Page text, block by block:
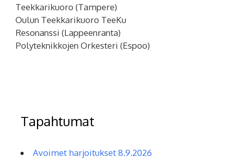
Teekkarikuoro (Tampere)
Oulun Teekkarikuoro TeeKu
Resonanssi (Lappeenranta)
Polyteknikkojen Orkesteri (Espoo)
Tapahtumat
Avoimet harjoitukset 8.9.2026